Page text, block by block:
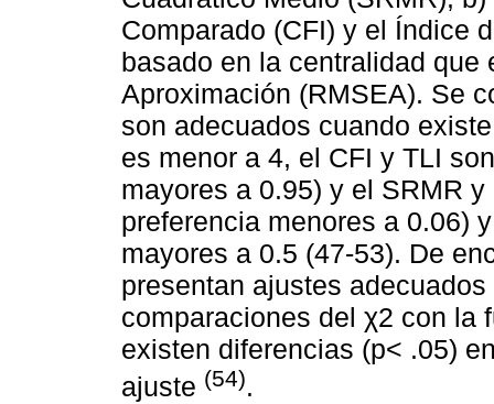
Comparado (CFI) y el Índice
basado en la centralidad que
Aproximación (RMSEA). Se
son adecuados cuando
es menor a 4, el CFI y TLI
mayores a 0.95) y el SRMR
preferencia menores a 0.06)
mayores a 0.5 (47-53). De
presentan ajustes
comparaciones del χ2 con la
existen diferencias (p< .05)
ajuste (54).